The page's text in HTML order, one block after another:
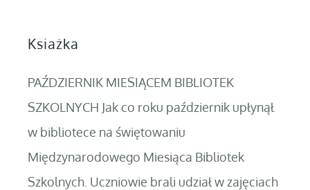
Ksiażka
PAŹDZIERNIK MIESIĄCEM BIBLIOTEK
SZKOLNYCH Jak co roku październik upłynął
w bibliotece na świętowaniu
Międzynarodowego Miesiąca Bibliotek
Szkolnych. Uczniowie brali udział w zajęciach